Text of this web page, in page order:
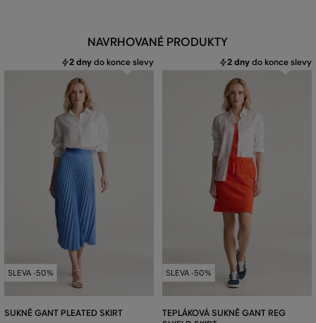
NAVRHOVANÉ PRODUKTY
2 dny do konce slevy
SLEVA -50%
SUKNĚ GANT PLEATED SKIRT
2 dny do konce slevy
SLEVA -50%
TEPLÁKOVÁ SUKNĚ GANT REG